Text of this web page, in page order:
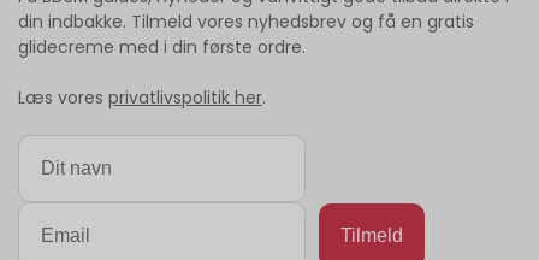
din indbakke. Tilmeld vores nyhedsbrev og få en gratis
glidecreme med i din første ordre.
Læs vores privatlivspolitik her.